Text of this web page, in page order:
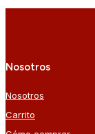
Nosotros
Nosotros
Carrito